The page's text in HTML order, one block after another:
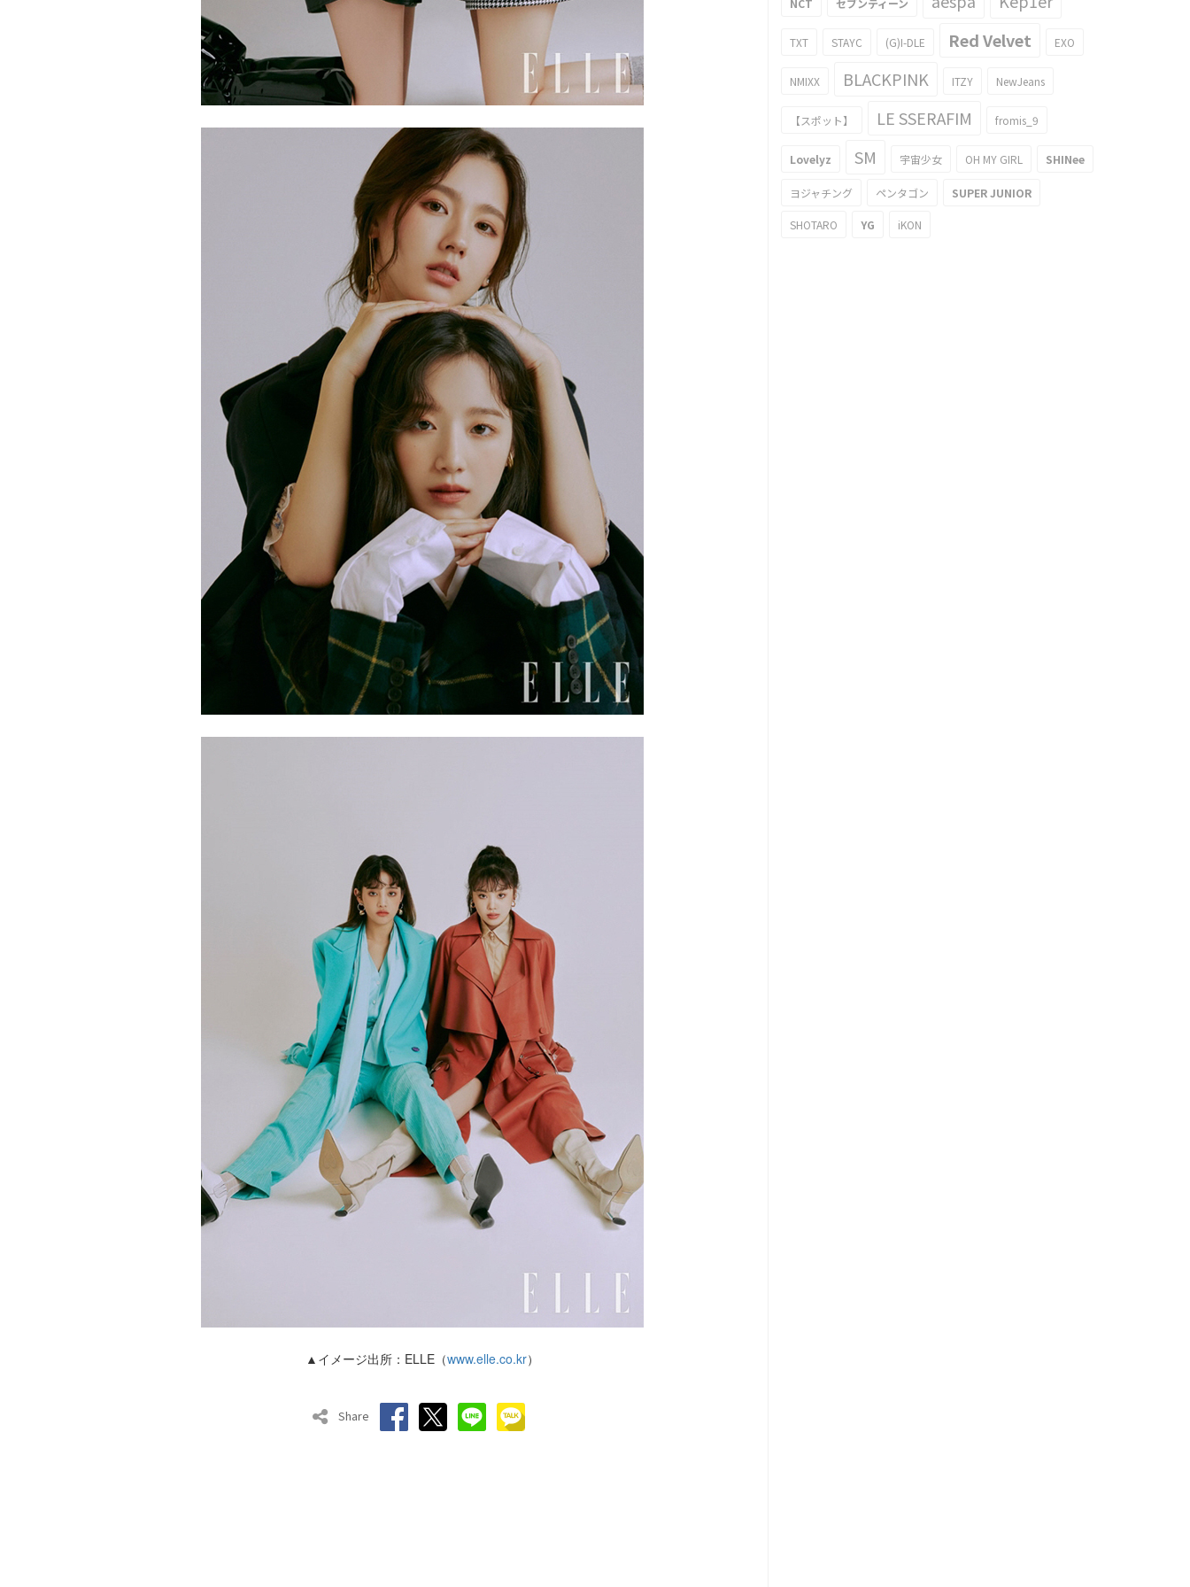
▲イメージ出所：ELLE（www.elle.co.kr）
Share
NCT セブンティーン
TXT STAYC (G)I-DLE Red Velvet EXO
NMIXX BLACKPINK ITZY NewJeans
【スポット】 LE SSERAFIM fromis_9
Lovelyz SM 宇宙少女 OH MY GIRL SHINee
ヨジャチング ペンタゴン SUPER JUNIOR
SHOTARO YG iKON